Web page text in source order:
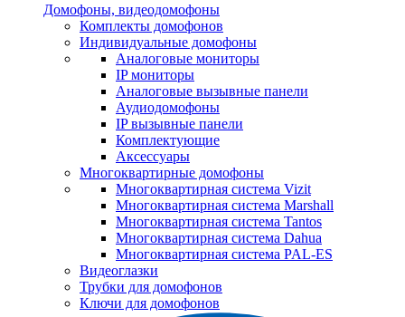
Домофоны, видеодомофоны
Комплекты домофонов
Индивидуальные домофоны
Аналоговые мониторы
IP мониторы
Аналоговые вызывные панели
Аудиодомофоны
IP вызывные панели
Комплектующие
Аксессуары
Многоквартирные домофоны
Многоквартирная система Vizit
Многоквартирная система Marshall
Многоквартирная система Tantos
Многоквартирная система Dahua
Многоквартирная система PAL-ES
Видеоглазки
Трубки для домофонов
Ключи для домофонов